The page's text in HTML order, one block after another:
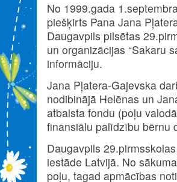
No 1999.gada
piešķirts Pana Jana
Daugavpils pilsētas
un organizācijas “Sakaru
informāciju.
Jana Pļatera-Gajevska
nodibinājā Helēnas un
atbalsta fondu (poļu
finansiālu palīdzību bērnu
Daugavpils
iestāde Latvijā. No
poļu, tagad apmācības